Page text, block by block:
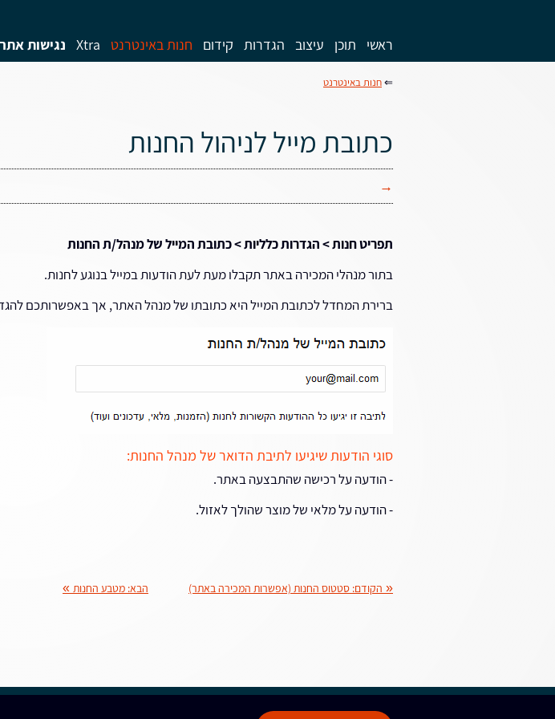
ראשי תוכן עיצוב הגדרות קידום חנות באינטרנט Xtra נגישות
⇐חנות באינטרנט
כתובת מייל לניהול החנות
→
תפריט חנות > הגדרות כלליות > כתובת המייל של מנהל/ת החנות
בתור מנהלי המכירה באתר תקבלו מעת לעת הודעות במייל בנוגע לחנות.
ברירת המחדל לכתובת המייל היא כתובתו של מנהל האתר, אך באפשרותכם
סוגי הודעות שיגיעו לתיבת הדואר של מנהל החנות:
- הודעה על רכישה שהתבצעה באתר.
- הודעה על מלאי של מוצר שהולך לאזול.
« הקודם: סטטוס החנות (אפשרות המכירה באתר) הבא: מטבע החנות »